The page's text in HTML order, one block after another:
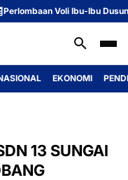
Voli Ibu-Ibu Dusun 1
EKONOMI
13 SUNGAI